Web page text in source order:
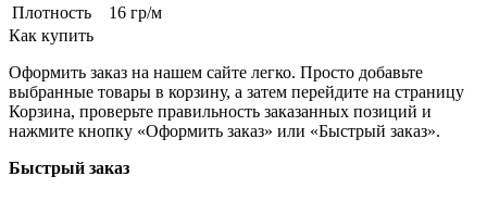
Плотность
16 гр/м
Как купить
Оформить заказ на нашем сайте легко. Просто добавьте
выбранные товары в корзину, а затем перейдите на страницу
Корзина, проверьте правильность заказанных позиций и
нажмите кнопку «Оформить заказ» или «Быстрый заказ».
Быстрый заказ